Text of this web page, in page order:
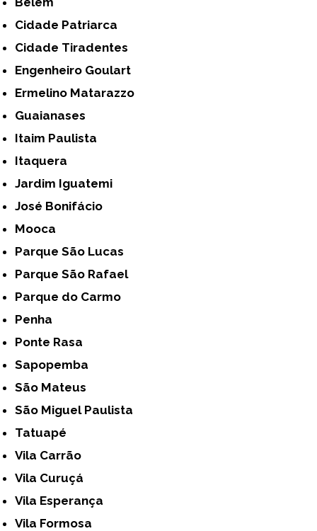
Cidade Patriarca
Cidade Tiradentes
Engenheiro Goulart
Ermelino Matarazzo
Guaianases
Itaim Paulista
Itaquera
Jardim Iguatemi
José Bonifácio
Mooca
Parque São Lucas
Parque São Rafael
Parque do Carmo
Penha
Ponte Rasa
Sapopemba
São Mateus
São Miguel Paulista
Tatuapé
Vila Carrão
Vila Curuçá
Vila Esperança
Vila Formosa